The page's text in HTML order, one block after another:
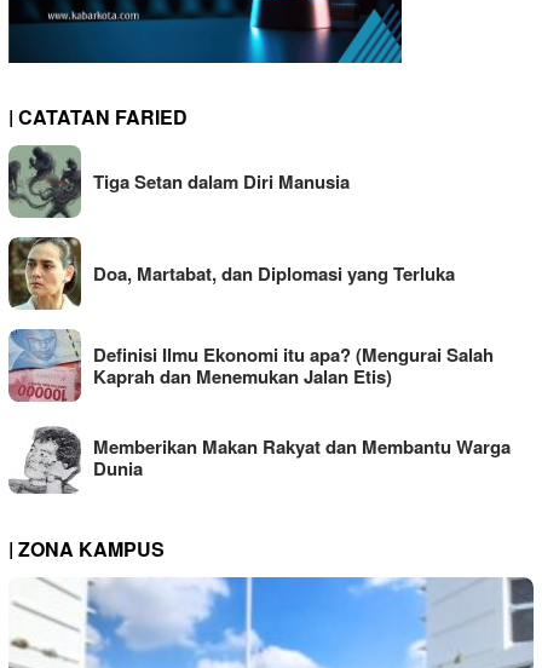
| CATATAN FARIED
Tiga Setan dalam Diri Manusia
Doa, Martabat, dan Diplomasi yang Terluka
Definisi Ilmu Ekonomi itu apa? (Mengurai Salah
Kaprah dan Menemukan Jalan Etis)
Memberikan Makan Rakyat dan Membantu Warga
Dunia
| ZONA KAMPUS